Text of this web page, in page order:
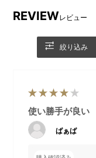
本体、ネックストラッ
USBケーブル、スタ
着脱可能なネックスト
プ。
REVIEWレビュー
絞り込み
使い勝手が良い
ばぁば